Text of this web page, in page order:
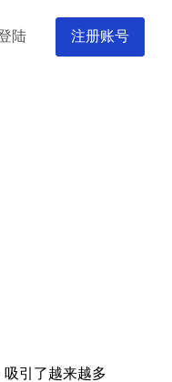
陆 注册账号
引了越来越多